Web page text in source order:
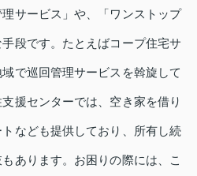
サービス」や、「ワンストップ
段です。たとえばコープ住宅サ
で巡回管理サービスを斡旋して
援センターでは、空き家を借り
トなども提供しており、所有し続
あります。お困りの際には、こ